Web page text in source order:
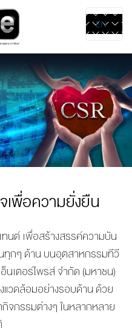
EN
TH
TV
MEDIA
STUDIOS
PRODUCTS
SERVICES
LIVE &
RENTAL
ARTIST
เพื่อความยั่งยืน
นต์ เพื่อสร้างสรรค์ความบัน
กๆ ด้าน บนอุตสาหกรรมทีวี
นเตอร์ไพรส์ จำกัด (มหาชน)
งแวดล้อมอย่างรอบด้าน ด้วย
จกรรมต่างๆ ในหลากหลาย